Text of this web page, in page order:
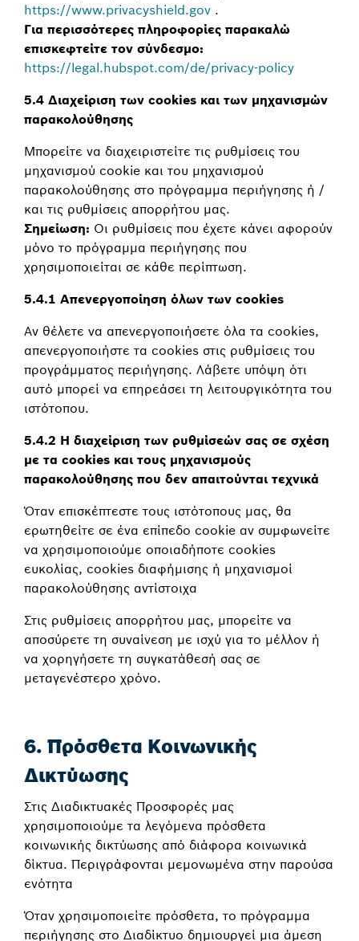
https://www.privacyshield.gov .
Για περισσότερες πληροφορίες παρακαλώ
επισκεφτείτε τον σύνδεσμο:
https://legal.hubspot.com/de/privacy-policy
5.4 Διαχείριση των cookies και των μηχανισμών
παρακολούθησης
Μπορείτε να διαχειριστείτε τις ρυθμίσεις του
μηχανισμού cookie και του μηχανισμού
παρακολούθησης στο πρόγραμμα περιήγησης ή /
και τις ρυθμίσεις απορρήτου μας.
Σημείωση: Οι ρυθμίσεις που έχετε κάνει αφορούν
μόνο το πρόγραμμα περιήγησης που
χρησιμοποιείται σε κάθε περίπτωση.
5.4.1 Απενεργοποίηση όλων των cookies
Αν θέλετε να απενεργοποιήσετε όλα τα cookies,
απενεργοποιήστε τα cookies στις ρυθμίσεις του
προγράμματος περιήγησης. Λάβετε υπόψη ότι
αυτό μπορεί να επηρεάσει τη λειτουργικότητα του
ιστότοπου.
5.4.2 Η διαχείριση των ρυθμίσεών σας σε σχέση
με τα cookies και τους μηχανισμούς
παρακολούθησης που δεν απαιτούνται τεχνικά
Όταν επισκέπτεστε τους ιστότοπους μας, θα
ερωτηθείτε σε ένα επίπεδο cookie αν συμφωνείτε
να χρησιμοποιούμε οποιαδήποτε cookies
ευκολίας, cookies διαφήμισης ή μηχανισμοί
παρακολούθησης αντίστοιχα
Στις ρυθμίσεις απορρήτου μας, μπορείτε να
αποσύρετε τη συναίνεση με ισχύ για το μέλλον ή
να χορηγήσετε τη συγκατάθεσή σας σε
μεταγενέστερο χρόνο.
6. Πρόσθετα Κοινωνικής
Δικτύωσης
Στις Διαδικτυακές Προσφορές μας
χρησιμοποιούμε τα λεγόμενα πρόσθετα
κοινωνικής δικτύωσης από διάφορα κοινωνικά
δίκτυα. Περιγράφονται μεμονωμένα στην παρούσα
ενότητα
Όταν χρησιμοποιείτε πρόσθετα, το πρόγραμμα
περιήγησης στο Διαδίκτυο δημιουργεί μια άμεση